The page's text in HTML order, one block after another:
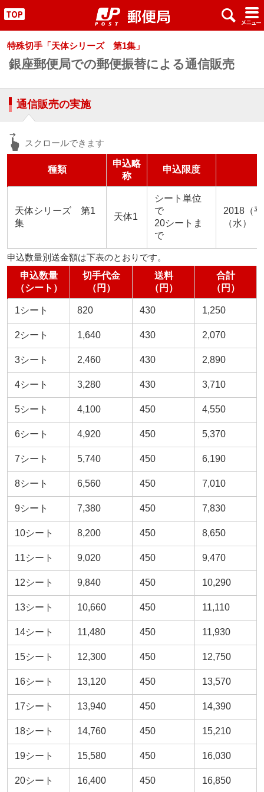
" x #
特殊切手「天体シリーズ 第1集」
銀座郵便局での郵便振替による通信販売
通信販売の実施
種類
申込略
称
申込限度
天体シリーズ 第1
集
天体1
シート単位
で
20シートま
で
2018（
（水）
申込数量別送金額は下表のとおりです。
申込数量
（シート）
切手代金
（円）
送料
（円）
合計
（円）
1シート 820 430 1,250
2シート 1,640 430 2,070
3シート 2,460 430 2,890
4シート 3,280 430 3,710
5シート 4,100 450 4,550
6シート 4,920 450 5,370
7シート 5,740 450 6,190
8シート 6,560 450 7,010
9シート 7,380 450 7,830
10シート 8,200 450 8,650
11シート 9,020 450 9,470
12シート 9,840 450 10,290
13シート 10,660 450 11,110
14シート 11,480 450 11,930
15シート 12,300 450 12,750
16シート 13,120 450 13,570
17シート 13,940 450 14,390
18シート 14,760 450 15,210
19シート 15,580 450 16,030
20シート 16,400 450 16,850